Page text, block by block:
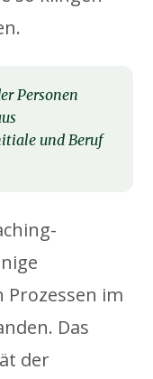
Personen
und Beruf
Prozessen im
Das
der